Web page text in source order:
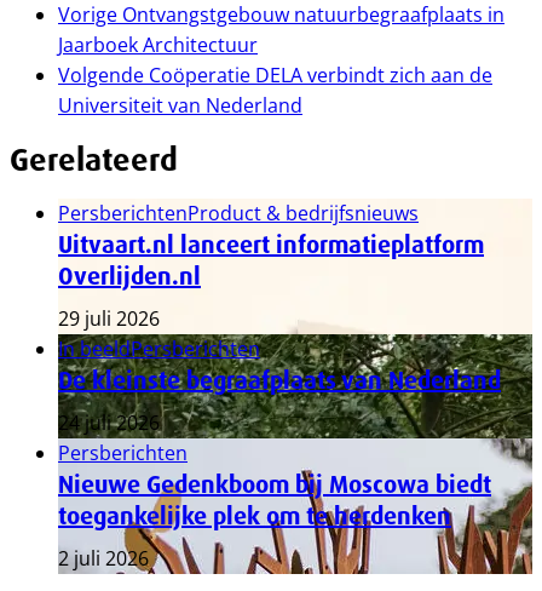
Vorige Ontvangstgebouw natuurbegraafplaats in
Jaarboek Architectuur
Volgende Coöperatie DELA verbindt zich aan de
Universiteit van Nederland
Gerelateerd
PersberichtenProduct & bedrijfsnieuws
Uitvaart.nl lanceert informatieplatform
Overlijden.nl
29 juli 2026
In beeldPersberichten
De kleinste begraafplaats van Nederland
24 juli 2026
Persberichten
Nieuwe Gedenkboom bij Moscowa biedt
toegankelijke plek om te herdenken
2 juli 2026